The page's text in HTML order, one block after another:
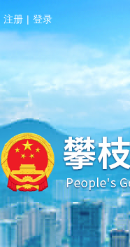
注册 | 登录